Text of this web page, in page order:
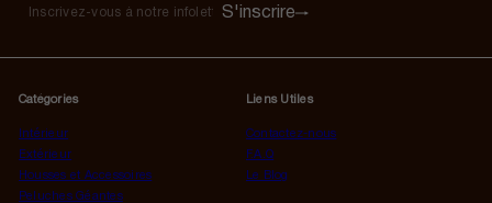
S'inscrire
Inscrivez-
notre
S'inscrire
Catégories
Intérieur
Extérieur
Housses et Accessoires
Peluches Géantes
Liens Utiles
Contactez-nous
F.A.Q
Le Blog